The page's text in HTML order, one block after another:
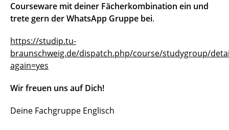
Courseware mit deiner Fächerkombination ein und
trete gern der WhatsApp Gruppe bei.
https://studip.tu-
braunschweig.de/dispatch.php/course/studygroup/
again=yes
Wir freuen uns auf Dich!
Deine Fachgruppe Englisch